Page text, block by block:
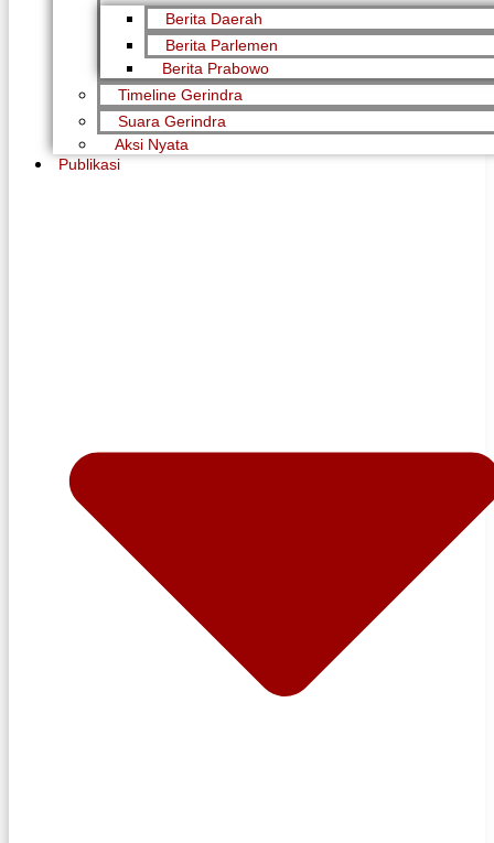
Berita Daerah
Berita Parlemen
Berita Prabowo
Timeline Gerindra
Suara Gerindra
Aksi Nyata
Publikasi